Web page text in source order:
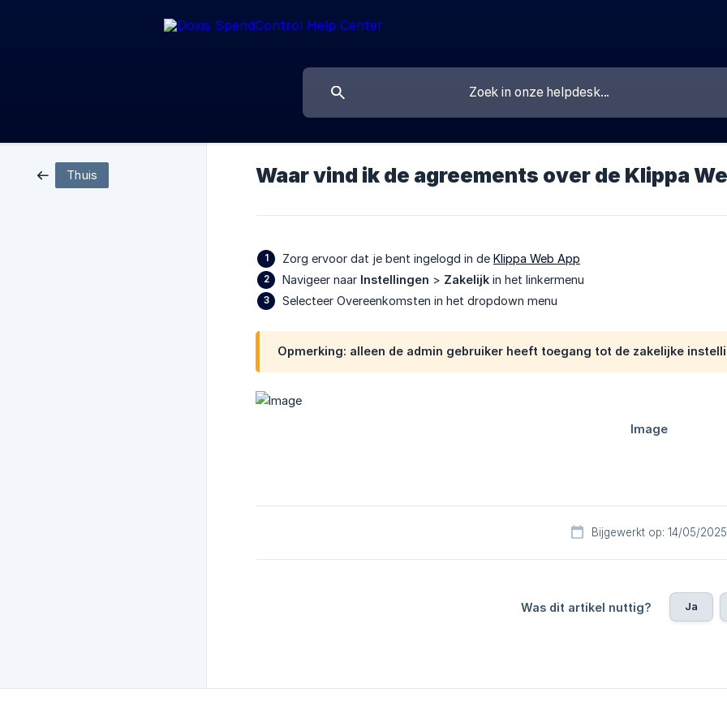
Thuis Waar vind ik de agreements over de Klippa
Zorg ervoor dat je bent ingelogd in de Klippa Web App
Navigeer naar Instellingen > Zakelijk in het linkermenu
Selecteer Overeenkomsten in het dropdown menu
Opmerking: alleen de admin gebruiker heeft toegang tot de zakelijke
Bijgewerkt op: 14/05/2025
Was dit artikel nuttig? Ja